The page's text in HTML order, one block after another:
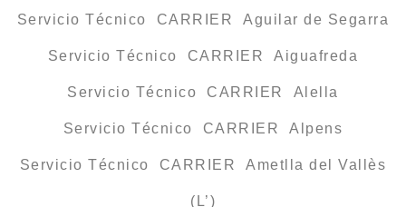
Servicio Técnico CARRIER Aguilar de Segarra
Servicio Técnico CARRIER Aiguafreda
Servicio Técnico CARRIER Alella
Servicio Técnico CARRIER Alpens
Servicio Técnico CARRIER Ametlla del Vallès
(L’)